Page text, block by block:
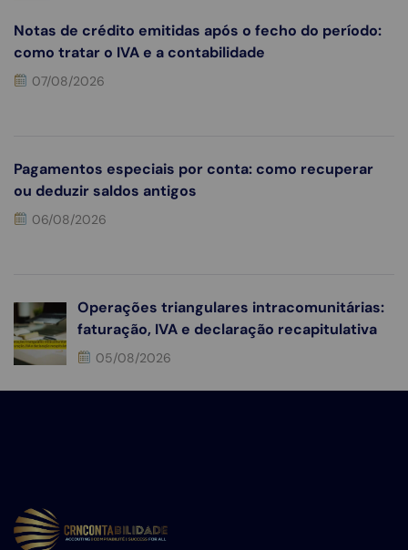
Notas de crédito emitidas após o fecho do período:
como tratar o IVA e a contabilidade
07/08/2026
Pagamentos especiais por conta: como recuperar
ou deduzir saldos antigos
06/08/2026
Operações triangulares intracomunitárias:
faturação, IVA e declaração recapitulativa
05/08/2026